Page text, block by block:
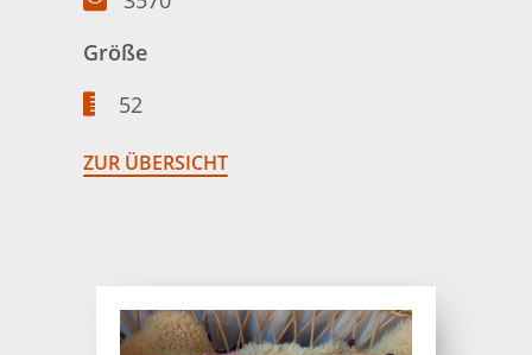
Größe
52
ZUR ÜBERSICHT